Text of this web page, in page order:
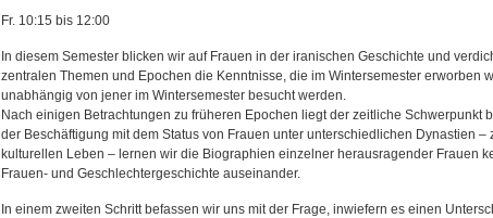
Fr. 10:15 bis 12:00
In diesem Semester blicken wir auf Frauen in der iranischen Geschichte und
zentralen Themen und Epochen die Kenntnisse, die im Wintersemester erworben
unabhängig von jener im Wintersemester besucht werden.
Nach einigen Betrachtungen zu früheren Epochen liegt der zeitliche Schwerpunkt
der Beschäftigung mit dem Status von Frauen unter unterschiedlichen Dynastien
kulturellen Leben – lernen wir die Biographien einzelner herausragender Frauen
Frauen- und Geschlechtergeschichte auseinander.
In einem zweiten Schritt befassen wir uns mit der Frage, inwiefern es einen